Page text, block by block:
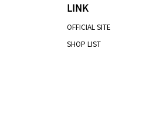
LINK
OFFICIAL SITE
SHOP LIST